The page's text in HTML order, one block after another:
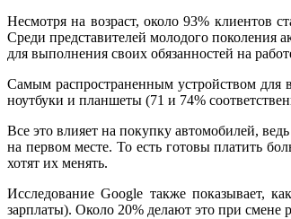
Несмотря на возраст, около 93% клиентов
Среди представителей молодого поколения
для выполнения своих обязанностей на
Самым распространенным устройством для
ноутбуки и планшеты (71 и 74%
Все это влияет на покупку автомобилей,
на первом месте. То есть готовы платить
хотят их менять.
Исследование Google также показывает,
зарплаты). Около 20% делают это при